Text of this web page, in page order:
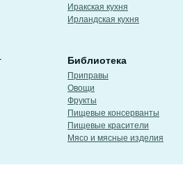
Иракская кухня
Ирландская кухня
Библиотека
Приправы
Овощи
Фрукты
Пищевые консерванты
Пищевые красители
Мясо и мясные изделия